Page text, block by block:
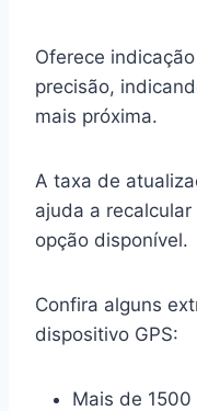
Oferece
precisão,
mais próxima.
A taxa de
ajuda a
opção disponível.
Confira alguns
dispositivo GPS:
Mais de